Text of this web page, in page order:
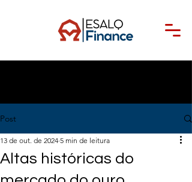
Post
Altas históricas do
13 de out. de 2024 5 min de leitura